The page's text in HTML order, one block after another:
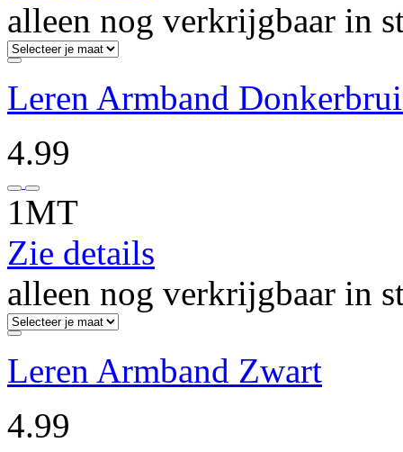
alleen nog verkrijgbaar in
Leren Armband
4.99
1MT
Zie details
alleen nog verkrijgbaar in
Leren Armband Zwart
4.99